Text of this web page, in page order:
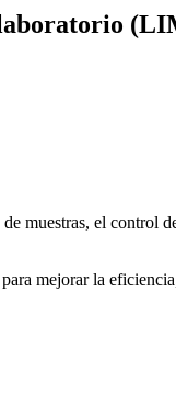
laboratorio
muestras, el control
mejorar la